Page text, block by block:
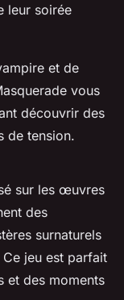
leur soirée
et de
vous
découvrir des
de tension.
sur les œuvres
des
surnaturels
jeu est parfait
et des moments